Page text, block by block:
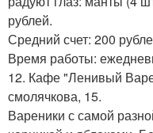
рублей.
Средний счет: 200
Время работы:
12. Кафе "Ленивый
смолячкова, 15.
Вареники с самой